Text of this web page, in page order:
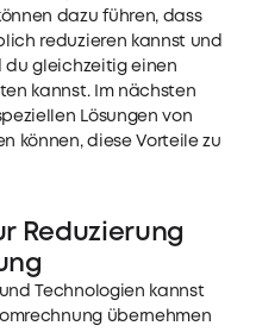
dazu führen, dass
reduzieren kannst und
du gleichzeitig einen
kannst. Im nächsten
Lösungen von
können, diese Vorteile zu
Reduzierung
Technologien kannst
übernehmen